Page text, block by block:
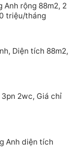
Anh rộng 88m2, 2
triệu/tháng
Diện tích 88m2,
2wc, Giá chỉ
Anh diện tích